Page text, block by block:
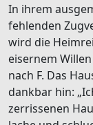
In ihrem
fehlenden
wird die
eisernem
nach F. Das
dankbar hin:
zerrissenen